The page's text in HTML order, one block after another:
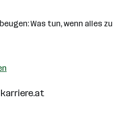
Was tun, wenn alles zu
karriere.at